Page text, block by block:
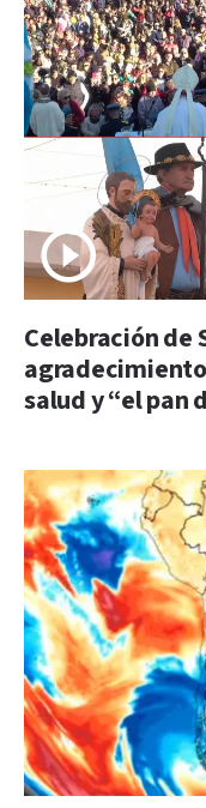
Celebración de
salud y “el pan